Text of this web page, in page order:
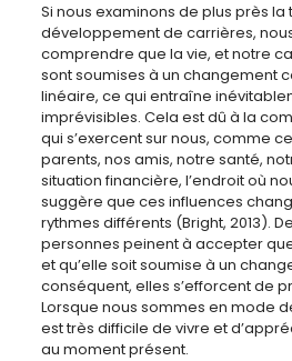
Si nous examinons de plus près
développement de carrières,
comprendre que la vie, et notre
sont soumises à un changement
linéaire, ce qui entraîne
imprévisibles. Cela est dû à la
qui s’exercent sur nous, comme
parents, nos amis, notre santé,
situation financière, l’endroit où
suggère que ces influences
rythmes différents (Bright, 2013).
personnes peinent à accepter
et qu’elle soit soumise à un
conséquent, elles s’efforcent de
Lorsque nous sommes en mode
est très difficile de vivre et
au moment présent.